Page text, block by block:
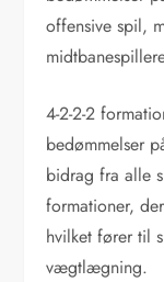
offensive spil,
4-2-2-2
bedømmelser
bidrag fra alle
formationer,
hvilket fører til
vægtlægning.